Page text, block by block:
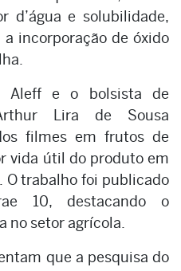
d’água e solubilidade,
incorporação de óxido
Aleff e o bolsista de
Lira de Sousa
filmes em frutos de
vida útil do produto em
O trabalho foi publicado
10, destacando o
no setor agrícola.
que a pesquisa do